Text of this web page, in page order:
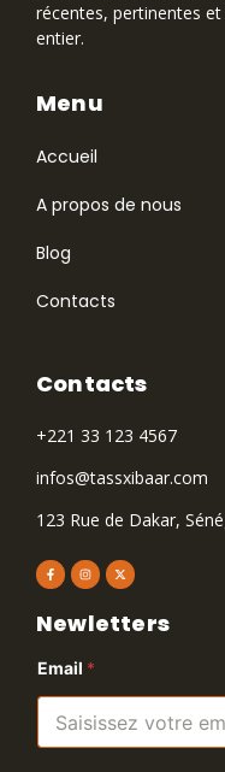
récentes, pertinentes
entier.
Accueil
A propos de nous
Blog
Contacts
Menu
Contacts
+221 33 123 4567
infos@tassxibaar.com
123 Rue de Dakar,
Newletters
Email *